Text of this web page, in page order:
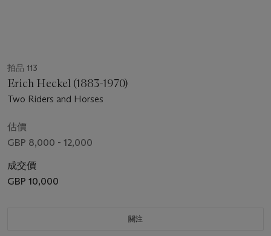
拍品 113
Erich Heckel (1883-1970)
Two Riders and Horses
估價
GBP 8,000 - 12,000
成交價
GBP 10,000
關注